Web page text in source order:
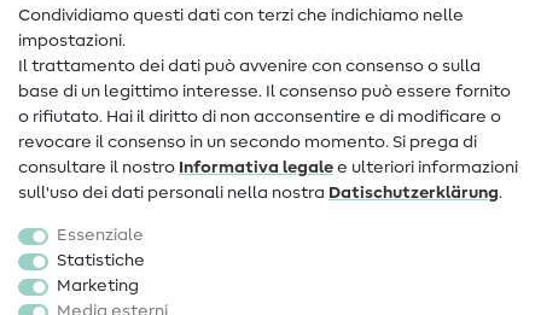
Informazioni sul nuovo proprietario
FAQ
Diritto di recesso
Popolare
Accessori cucito
Sale
Condividiamo questi dati con terzi che indichiamo nelle
impostazioni.
Il trattamento dei dati può avvenire con consenso o sulla
base di un legittimo interesse. Il consenso può essere fornito
o rifiutato. Hai il diritto di non acconsentire e di modificare o
revocare il consenso in un secondo momento. Si prega di
consultare il nostro Informativa legale e ulteriori informazioni
sull'uso dei dati personali nella nostra Dati­schutz­erklärung.
Essenziale
Statistiche
Marketing
Media esterni